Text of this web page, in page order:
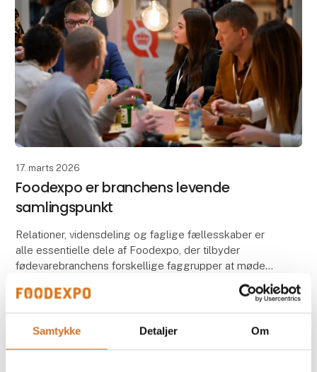
Samtykke Detaljer Om
17. marts 2026
Foodexpo er branchens levende
samlingspunkt
Relationer, vidensdeling og faglige fællesskaber er
alle essentielle dele af Foodexpo, der tilbyder
fødevarebranchens forskellige faggrupper at mødes,
netværke og spejle sig i hinanden. Foodexpo finde